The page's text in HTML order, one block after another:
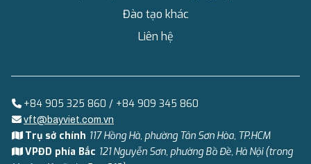
Đào tạo khác
Liên hệ
+84 905 325 860 / +84 909 345 860
vft@bayviet.com.vn
Trụ sở chính 117 Hồng Hà, phường Tân Sơn Hòa, TP.HCM
VPĐD phía Bắc 121 Nguyễn Sơn, phường Bồ Đề, Hà Nội (trong